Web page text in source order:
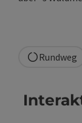
Rundweg